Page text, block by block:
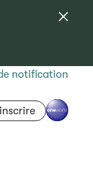
notification